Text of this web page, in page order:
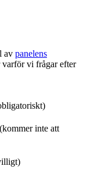
av panelens
varför vi frågar efter
inte att